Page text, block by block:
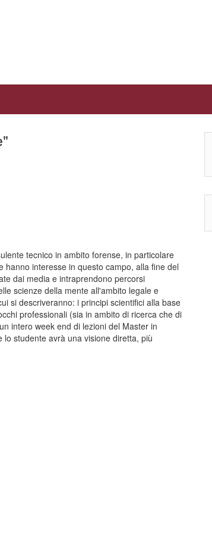
tecnico in ambito forense, in particolare
interesse in questo campo, alla fine del
dai media e intraprendono percorsi
scienze della mente all'ambito legale e
si descriveranno: i principi scientifici alla base
professionali (sia in ambito di ricerca che di
intero week end di lezioni del Master in
studente avrà una visione diretta, più